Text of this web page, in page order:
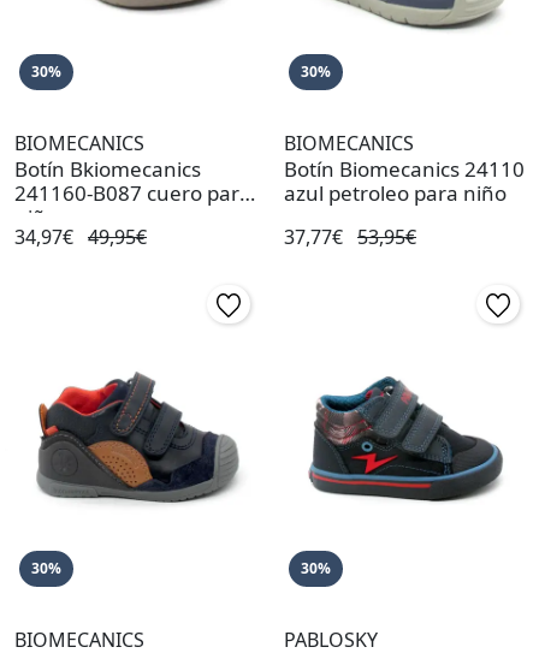
30%
BIOMECANICS
Botín Bkiomecanics
241160-B087 cuero para
niño
34,97€ 49,95€
30%
BIOMECANICS
Botín Biomecanics 24110
azul petroleo para niño
37,77€ 53,95€
30%
BIOMECANICS
30%
PABLOSKY